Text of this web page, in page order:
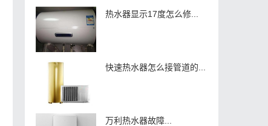
热水器显示17度怎么修...
快速热水器怎么接管道的...
万利热水器故障...